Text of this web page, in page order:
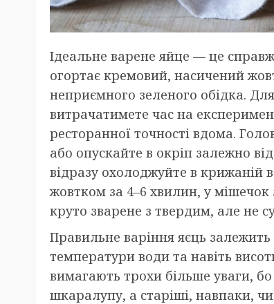
Ідеальне варене яйце — це
огортає кремовий, насичений
неприємного зеленого обідка.
витрачатимете час на
ресторанної точності вдома.
або опускайте в окріп залежно
відразу охолоджуйте в крижаній
жовтком за 4–6 хвилин, у
круто зварене з твердим, але не
Правильне варіння яєць
температури води та навіть
вимагають трохи більше уваги,
шкаралупу, а старіші, навпаки,